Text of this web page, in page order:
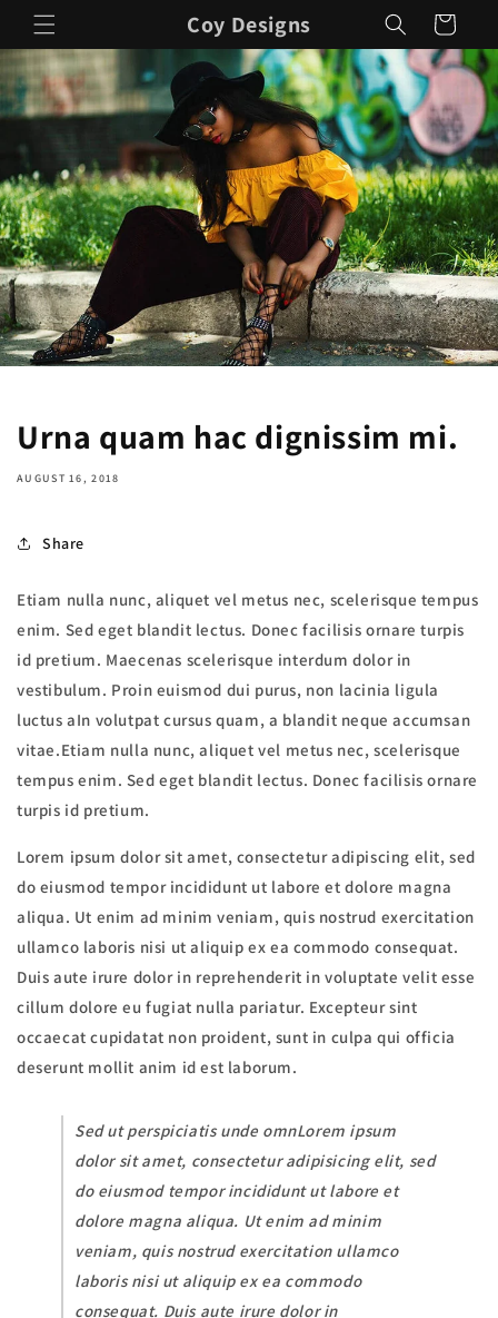
Skip to
content
Coy Designs Cart
Urna quam hac dignissim mi.
AUGUST 16, 2018
Share
Etiam nulla nunc, aliquet vel metus nec, scelerisque tempus
enim. Sed eget blandit lectus. Donec facilisis ornare turpis
id pretium. Maecenas scelerisque interdum dolor in
vestibulum. Proin euismod dui purus, non lacinia ligula
luctus aIn volutpat cursus quam, a blandit neque accumsan
vitae.Etiam nulla nunc, aliquet vel metus nec, scelerisque
tempus enim. Sed eget blandit lectus. Donec facilisis ornare
turpis id pretium.
Lorem ipsum dolor sit amet, consectetur adipiscing elit, sed
do eiusmod tempor incididunt ut labore et dolore magna
aliqua. Ut enim ad minim veniam, quis nostrud exercitation
ullamco laboris nisi ut aliquip ex ea commodo consequat.
Duis aute irure dolor in reprehenderit in voluptate velit esse
cillum dolore eu fugiat nulla pariatur. Excepteur sint
occaecat cupidatat non proident, sunt in culpa qui officia
deserunt mollit anim id est laborum.
Sed ut perspiciatis unde omnLorem ipsum
dolor sit amet, consectetur adipisicing elit, sed
do eiusmod tempor incididunt ut labore et
dolore magna aliqua. Ut enim ad minim
veniam, quis nostrud exercitation ullamco
laboris nisi ut aliquip ex ea commodo
consequat. Duis aute irure dolor in